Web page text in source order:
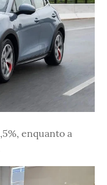
enquanto a